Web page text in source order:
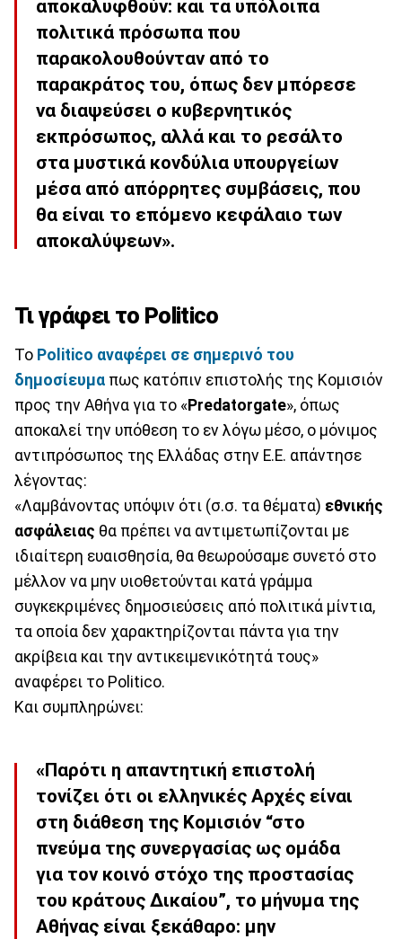
αποκαλυφθούν: και τα υπόλοιπα
πολιτικά πρόσωπα που
παρακολουθούνταν από το
παρακράτος του, όπως δεν μπόρεσε
να διαψεύσει ο κυβερνητικός
εκπρόσωπος, αλλά και το ρεσάλτο
στα μυστικά κονδύλια υπουργείων
μέσα από απόρρητες συμβάσεις, που
θα είναι το επόμενο κεφάλαιο των
αποκαλύψεων».
Τι γράφει το Politico
Το Politico αναφέρει σε σημερινό του
δημοσίευμα πως κατόπιν επιστολής της Κομισιόν
προς την Αθήνα για το «Predatorgate», όπως
αποκαλεί την υπόθεση το εν λόγω μέσο, ο μόνιμος
αντιπρόσωπος της Ελλάδας στην Ε.Ε. απάντησε
λέγοντας:
«Λαμβάνοντας υπόψιν ότι (σ.σ. τα θέματα) εθνικής
ασφάλειας θα πρέπει να αντιμετωπίζονται με
ιδιαίτερη ευαισθησία, θα θεωρούσαμε συνετό στο
μέλλον να μην υιοθετούνται κατά γράμμα
συγκεκριμένες δημοσιεύσεις από πολιτικά μίντια,
τα οποία δεν χαρακτηρίζονται πάντα για την
ακρίβεια και την αντικειμενικότητά τους»
αναφέρει το Politico.
Και συμπληρώνει:
«Παρότι η απαντητική επιστολή
τονίζει ότι οι ελληνικές Αρχές είναι
στη διάθεση της Κομισιόν “στο
πνεύμα της συνεργασίας ως ομάδα
για τον κοινό στόχο της προστασίας
του κράτους Δικαίου”, το μήνυμα της
Αθήνας είναι ξεκάθαρο: μην